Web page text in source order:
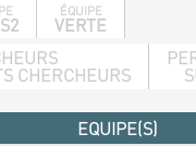
ÉQUIPE
VERTE
CHERCHEURS
EQUIPE(S)